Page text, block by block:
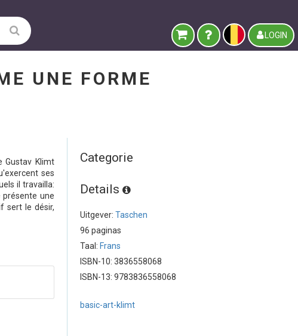
LOGIN
UNE FORME
Gustav Klimt
ses
il travailla:
présente une
sert le désir,
Categorie
Details
Uitgever: Taschen
96 paginas
Taal: Frans
ISBN-10: 3836558068
ISBN-13: 9783836558068
basic-art-klimt